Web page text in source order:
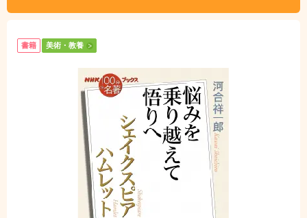
書籍 美術・教養